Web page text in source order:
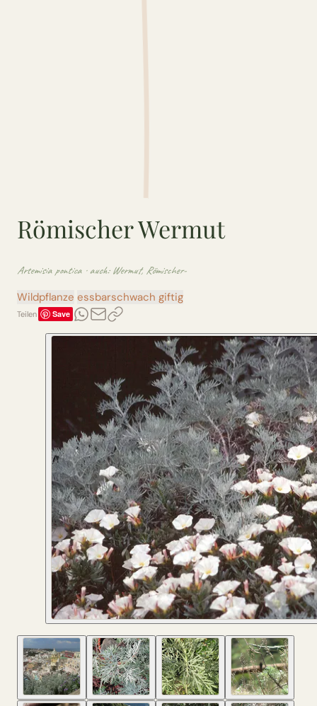
Römischer Wermut
Artemisia pontica · auch: Wermut, Römischer-
Wildpflanze essbarschwach giftig
Teilen Save